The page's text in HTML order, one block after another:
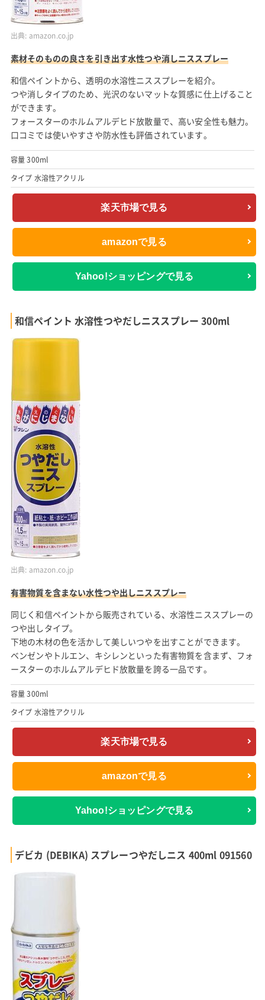
出典: amazon.co.jp
素材そのものの良さを引き出す水性つや消しニススプレー
和信ペイントから、透明の水溶性ニススプレーを紹介。
つや消しタイプのため、光沢のないマットな質感に仕上げること
ができます。
フォースターのホルムアルデヒド放散量で、高い安全性も魅力。
口コミでは使いやすさや防水性も評価されています。
容量 300ml
タイプ 水溶性アクリル
楽天市場で見る
amazonで見る
Yahoo!ショッピングで見る
和信ペイント 水溶性つやだしニススプレー 300ml
出典: amazon.co.jp
有害物質を含まない水性つや出しニススプレー
同じく和信ペイントから販売されている、水溶性ニススプレーの
つや出しタイプ。
下地の木材の色を活かして美しいつやを出すことができます。
ベンゼンやトルエン、キシレンといった有害物質を含まず、フォ
ースターのホルムアルデヒド放散量を誇る一品です。
容量 300ml
タイプ 水溶性アクリル
楽天市場で見る
amazonで見る
Yahoo!ショッピングで見る
デビカ (DEBIKA) スプレーつやだしニス 400ml 091560